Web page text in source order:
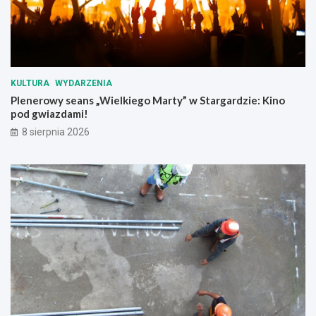
!
KULTURA WYDARZENIA
Plenerowy seans „Wielkiego Marty” w Stargardzie: Kino
pod gwiazdami!
8 sierpnia 2026